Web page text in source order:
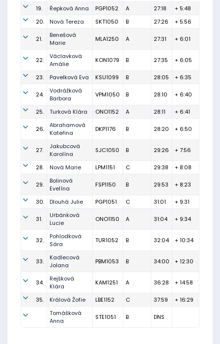
19. Řepková Anna PGP1052 A 27:18
+ 5:48
20.
Nová Tereza SKT1050 B 27:26 + 5:56
21.
Benešová
Marie
MLA1250 A 27:31 + 6:01
22.
Václavková
Amálie
KON1079 B 27:35 + 6:05
23. Pavelková Eva KSU1099 B 28:05 + 6:35
24.
Vodrážková
Barbora
VPM1050 B 28:10 + 6:40
25. Turková Klára ONO1152 A 28:11 + 6:41
26.
Abrahamová
Kateřina
DKP1176 B 28:20 + 6:50
27.
Jakubcová
Karolína
SJC1050 B 29:26 + 7:56
28. Nová Marie LPM1151 C 29:38 + 8:08
29.
Bolinová
Evelína
FSP1150 B 29:53 + 8:23
30. Dlouhá Julie PGP1051 C 31:01 + 9:31
31.
Urbánková
Lucie
ONO1150 A 31:04 + 9:34
32.
Pohlodková
Sára
TUR1052 B 32:04 + 10:34
33.
Kadlecová
Jolana
PBM1053 B 34:00 + 12:30
34.
Rejšková
Klára
KAM1251 A 36:28 + 14:58
35. Králová Žofie LBE1152 C 37:59
+ 16:29
Tomášková
Anna
STE1051 B DNS